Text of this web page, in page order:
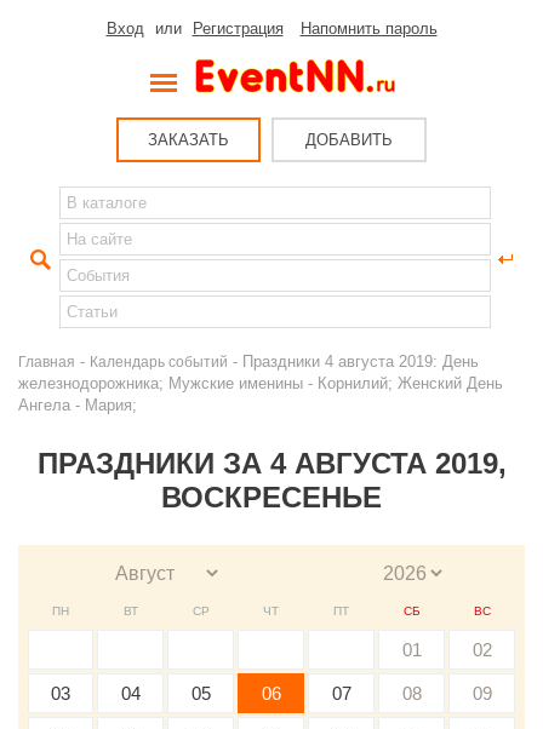
Вход или Регистрация Напомнить пароль
ЗАКАЗАТЬ ДОБАВИТЬ
Главная - Календарь событий - Праздники 4 августа 2019: День
железнодорожника; Мужские именины - Корнилий; Женский День
Ангела - Мария;
ПРАЗДНИКИ ЗА 4 АВГУСТА 2019,
ВОСКРЕСЕНЬЕ
ПН ВТ СР ЧТ ПТ СБ ВС
01 02
03 04 05 06 07 08 09